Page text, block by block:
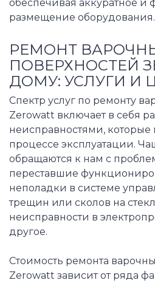
обеспечивая аккуратное и
размещение оборудования.
РЕМОНТ
ПОВЕРХНОСТЕЙ
ДОМУ: УСЛУГИ И
Спектр услуг по ремонту
Zerowatt включает в себя
неисправностями, которые
процессе эксплуатации.
обращаются к нам с
переставшие
неполадки в системе
трещин или сколов на
неисправности в
другое.
Стоимость ремонта
Zerowatt зависит от ряда